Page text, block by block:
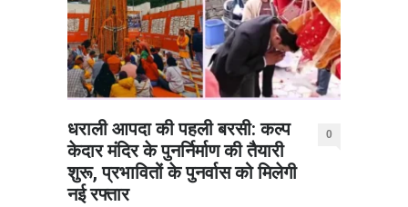
धराली आपदा की पहली बरसी: कल्प
केदार मंदिर के पुनर्निर्माण की तैयारी
शुरू, प्रभावितों के पुनर्वास को मिलेगी
नई रफ्तार
0